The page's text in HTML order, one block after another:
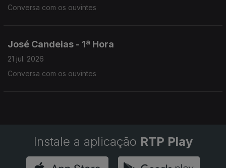
Conversa com os ouvintes
José Candeias - 1ª Hora
21 jul. 2026
Conversa com os ouvintes
Instale a aplicação RTP Play